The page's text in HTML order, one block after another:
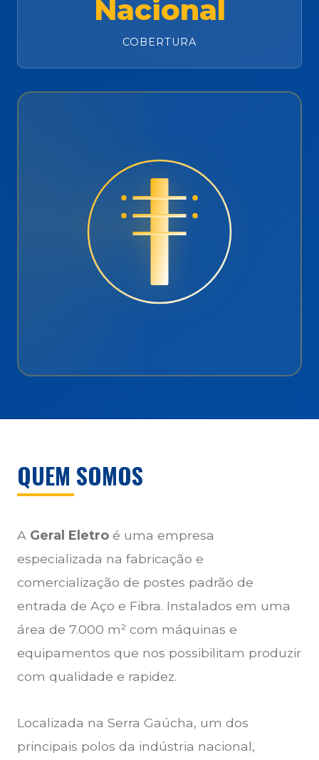
Nacional
COBERTURA
QUEM SOMOS
A Geral Eletro é uma empresa
especializada na fabricação e
comercialização de postes padrão de
entrada de Aço e Fibra. Instalados em uma
área de 7.000 m² com máquinas e
equipamentos que nos possibilitam produzir
com qualidade e rapidez.
Localizada na Serra Gaúcha, um dos
principais polos da indústria nacional,